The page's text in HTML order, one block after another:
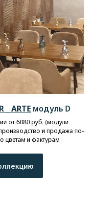
_ ARTE модуль D
от 6080 руб. (модули
и продажа по-
цветам и фактурам